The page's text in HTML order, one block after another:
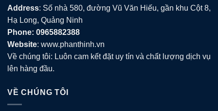
Address: Số nhà 580, đường Vũ Văn Hiếu, gần khu Cột 8,
Hạ Long, Quảng Ninh
Phone: 0965882388
Website: www.phanthinh.vn
Về chúng tôi: Luôn cam kết đặt uy tín và chất lượng dịch vụ
lên hàng đầu.
VỀ CHÚNG TÔI